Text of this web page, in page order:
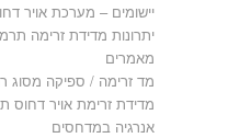
יישומים – מערכת אויר
יתרונות מדידת זרימה
מאמרים
מד זרימה / ספיקה מסוג
מדידת זרימת אויר דחוס
אנרגיה במדחסים